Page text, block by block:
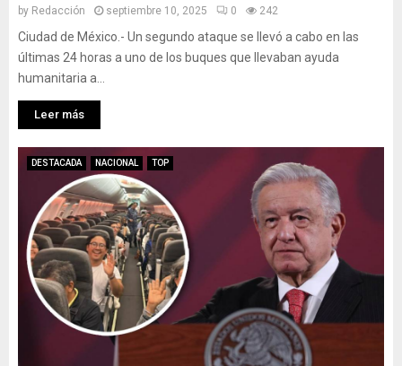
by Redacción septiembre 10, 2025 0 242
Ciudad de México.- Un segundo ataque se llevó a cabo en las
últimas 24 horas a uno de los buques que llevaban ayuda
humanitaria a...
Leer más
DESTACADA NACIONAL TOP